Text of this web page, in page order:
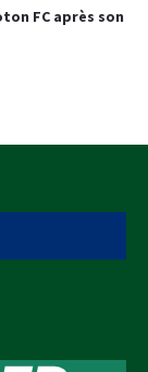
FC après son